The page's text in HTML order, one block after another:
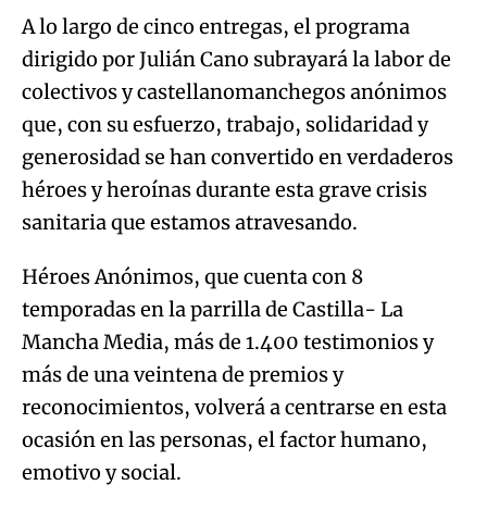
A lo largo de cinco entregas, el programa
dirigido por Julián Cano subrayará la labor de
colectivos y castellanomanchegos anónimos
que, con su esfuerzo, trabajo, solidaridad y
generosidad se han convertido en verdaderos
héroes y heroínas durante esta grave crisis
sanitaria que estamos atravesando.
Héroes Anónimos, que cuenta con 8
temporadas en la parrilla de Castilla- La
Mancha Media, más de 1.400 testimonios y
más de una veintena de premios y
reconocimientos, volverá a centrarse en esta
ocasión en las personas, el factor humano,
emotivo y social.